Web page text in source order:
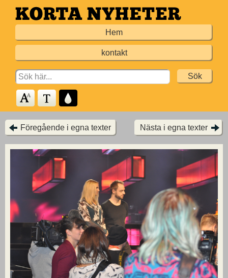
Hoppa
till
Hem
kontakt
Search
for:
Föregående i egna texter Nästa i egna texter